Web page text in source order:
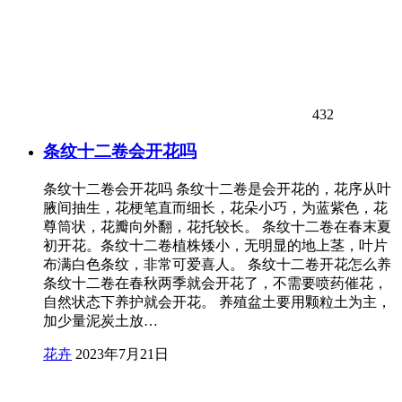
432
条纹十二卷会开花吗
条纹十二卷会开花吗 条纹十二卷是会开花的，花序从叶
腋间抽生，花梗笔直而细长，花朵小巧，为蓝紫色，花
尊筒状，花瓣向外翻，花托较长。 条纹十二卷在春末夏
初开花。条纹十二卷植株矮小，无明显的地上茎，叶片
布满白色条纹，非常可爱喜人。 条纹十二卷开花怎么养
条纹十二卷在春秋两季就会开花了，不需要喷药催花，
自然状态下养护就会开花。 养殖盆土要用颗粒土为主，
加少量泥炭土放…
花卉 2023年7月21日